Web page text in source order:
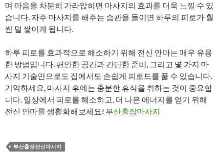
며 마음을 차분히 가라앉히면 마사지의 효과를 더욱 느낄 수 있
습니다. 자주 마사지를 해주는 습관을 들이면 하루의 피로가 훨
씬 덜 쌓이게 됩니다.
하루 피로를 효과적으로 해소하기 위해 전신 안마는 매우 유용
한 방법입니다. 편안한 공간과 간단한 준비, 그리고 몇 가지 마
사지 기술만으로도 집에서도 손쉽게 피로드를 풀 수 있습니다.
기억하세요, 마사지 후에는 충분한 휴식을 취하는 것이 중요합
니다. 일상에서 피로를 해소하고, 더 나은 에너지를 얻기 위해
전신 안마를 생활화해보세요! 부산출장마사지
부산출장전신마사지